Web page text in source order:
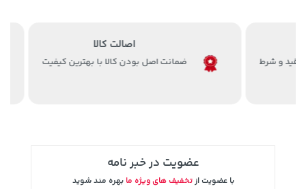
اصالت کالا
ضمانت اصل بودن کالا با بهترین کیفیت
عضویت در خبر نامه
با عضویت ازتخفیف های ویژه ما بهره مند شوید